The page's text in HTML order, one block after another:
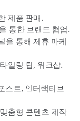
제품 판매.
통한 브랜드 협업.
을 통해 제휴 마케
일링 팁, 워크샵.
스트, 인터랙티브
춤형 콘텐츠 제작